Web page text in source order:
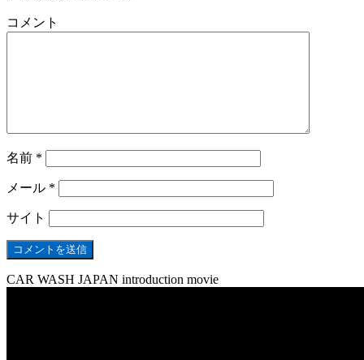
コメント
名前 *
メール *
サイト
CAR WASH JAPAN introduction movie